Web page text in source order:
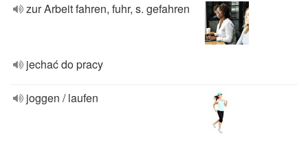
zur Arbeit fahren, fuhr, s. gefahren
jechać do pracy
joggen / laufen